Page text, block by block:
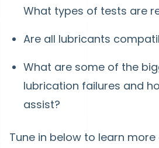
What types of tests are
Are all lubricants
What are some of the
lubrication failures and
assist?
Tune in below to learn